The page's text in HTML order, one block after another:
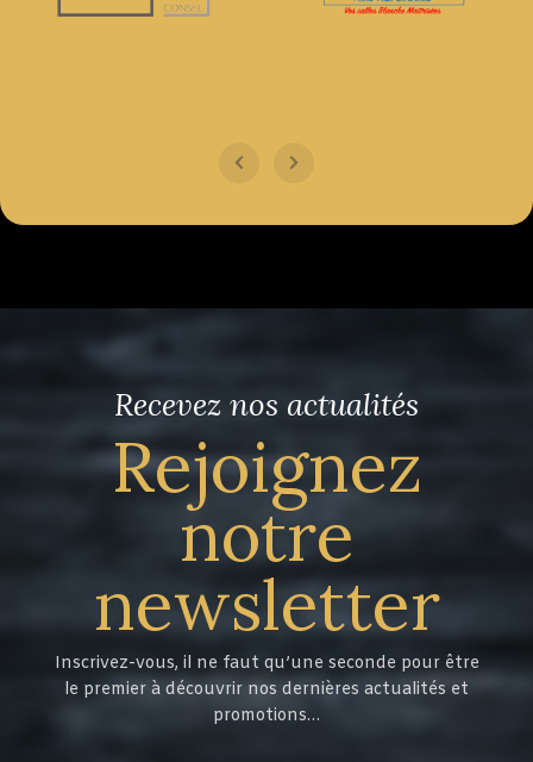
Recevez nos actualités
Rejoignez
notre
newsletter
Inscrivez-vous, il ne faut qu’une seconde pour être
le premier à découvrir nos dernières actualités et
promotions…